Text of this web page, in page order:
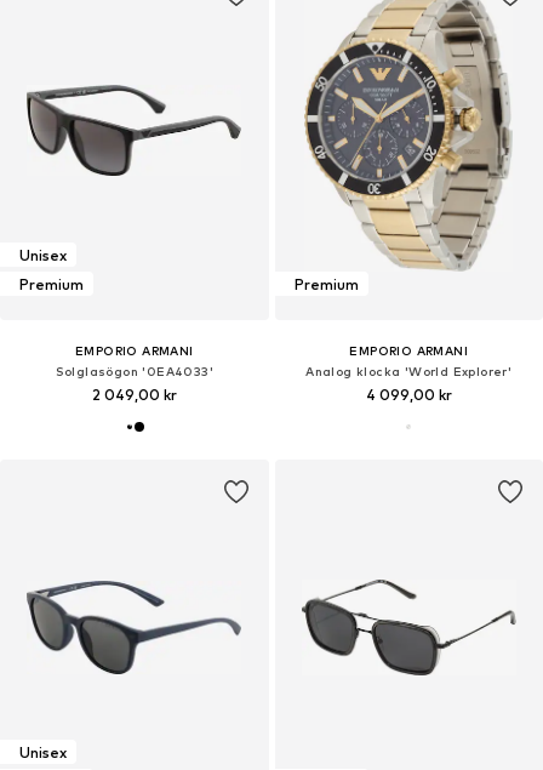
Unisex
Premium
EMPORIO ARMANI
Solglasögon '0EA4033'
2 049,00 kr
Premium
EMPORIO ARMANI
Analog klocka 'World Explorer'
4 099,00 kr
Unisex